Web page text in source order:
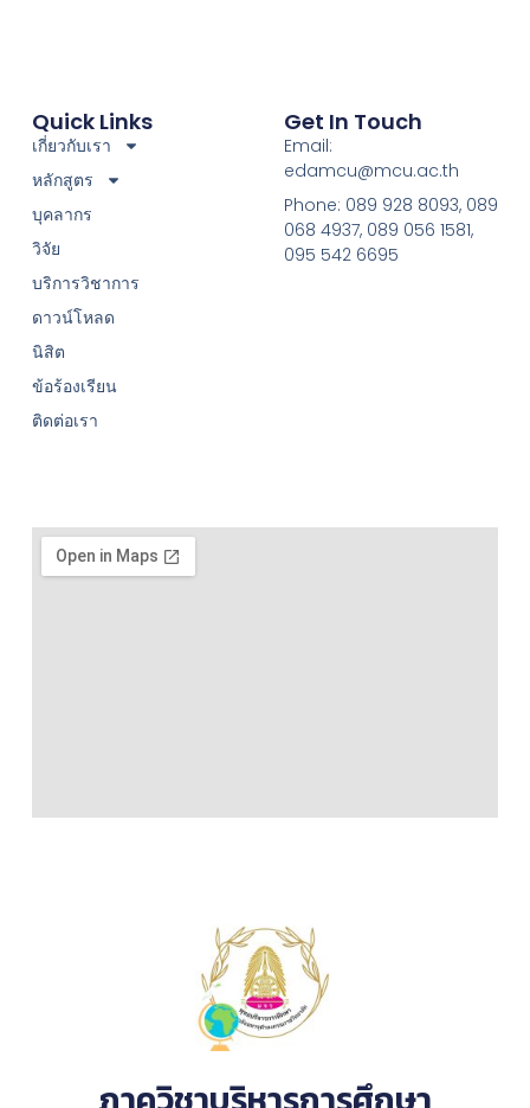
Quick Links
เกี่ยวกับเรา
หลักสูตร
บุคลากร
วิจัย
บริการวิชาการ
ดาวน์โหลด
นิสิต
ข้อร้องเรียน
ติดต่อเรา
Get In Touch
Email:
edamcu@mcu.ac.th
Phone: 089 928 8093, 089
068 4937, 089 056 1581,
095 542 6695